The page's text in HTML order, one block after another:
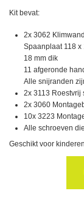
Kit bevat:
2x 3062
Spaanplaat 118 x
18 mm dik
11 afgeronde
Alle snijranden
2x 3113 Roestvrij
2x 3060
10x 3223
Alle schroeven
Geschikt voor